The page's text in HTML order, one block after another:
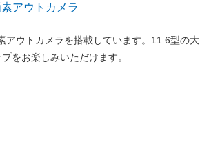
アウトカメラ
アウトカメラを搭載しています。11.6型の大
をお楽しみいただけます。